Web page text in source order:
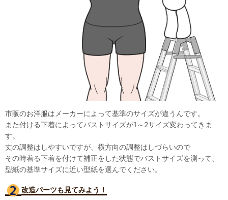
市販のお洋服はメーカーによって基準のサイズが違うんです。
また付ける下着によってバストサイズが1～2サイズ変わってきま
す。
丈の調整はしやすいですが、横方向の調整はしづらいので
その時着る下着を付けて補正をした状態でバストサイズを測って、
型紙の基準サイズに近い型紙を選んでください。
改造パーツも見てみよう！